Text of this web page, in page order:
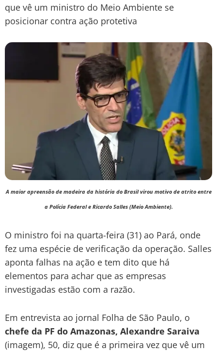
que vê um ministro do Meio Ambiente se
posicionar contra ação protetiva
A maior apreensão de madeira da história do Brasil virou motivo de atrito entre
a Polícia Federal e Ricardo Salles (Meio Ambiente).
O ministro foi na quarta-feira (31) ao Pará, onde
fez uma espécie de verificação da operação. Salles
aponta falhas na ação e tem dito que há
elementos para achar que as empresas
investigadas estão com a razão.
Em entrevista ao jornal Folha de São Paulo, o
chefe da PF do Amazonas, Alexandre Saraiva
(imagem), 50, diz que é a primeira vez que vê um